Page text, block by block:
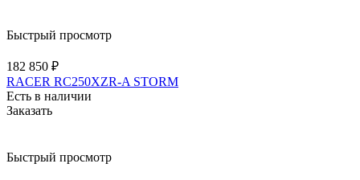
Быстрый просмотр
182 850 ₽
RACER RC250XZR-A STORM
Есть в наличии
Заказать
Быстрый просмотр